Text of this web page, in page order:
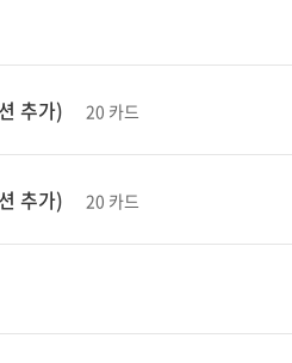
추가) 20 카드
추가) 20 카드